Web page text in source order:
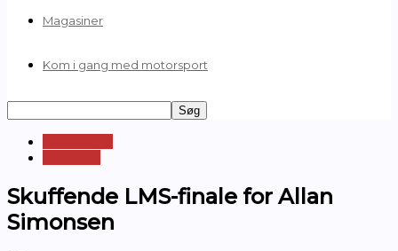
Magasiner
Kom i gang med motorsport
Skuffende LMS-finale for Allan
Simonsen